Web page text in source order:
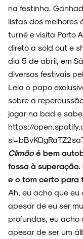
na festinha.
listas dos melhores
turnê e visita Porto
direto a sold out e
dia 5 de abril, em
diversos festivais
Leia o papo
sobre a
jogar na bad e
https://
Climãoé bem
fossa à
e o tom certo para
Ah, eu acho que eu
apesar de eu ser
profundas, eu acho
apesar de ser um